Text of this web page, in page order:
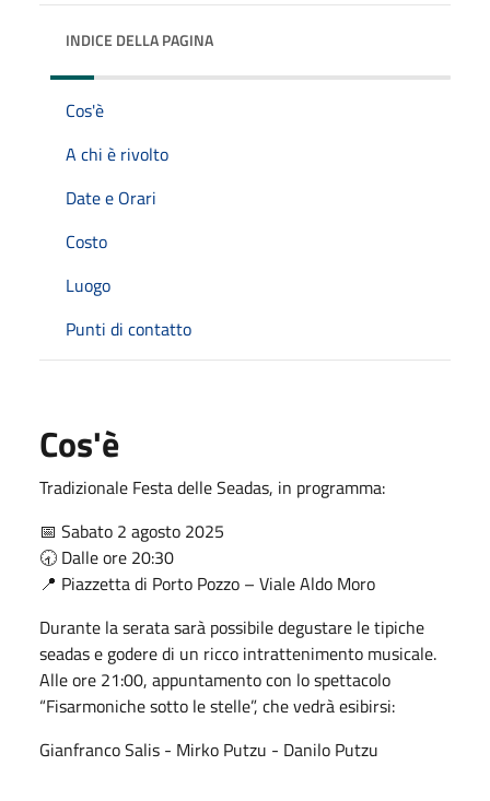
INDICE DELLA PAGINA
Cos'è
A chi è rivolto
Date e Orari
Costo
Luogo
Punti di contatto
Cos'è
Tradizionale Festa delle Seadas, in programma:
📅 Sabato 2 agosto 2025
🕣 Dalle ore 20:30
📍 Piazzetta di Porto Pozzo – Viale Aldo Moro
Durante la serata sarà possibile degustare le tipiche
seadas e godere di un ricco intrattenimento musicale.
Alle ore 21:00, appuntamento con lo spettacolo
“Fisarmoniche sotto le stelle”, che vedrà esibirsi:
Gianfranco Salis - Mirko Putzu - Danilo Putzu